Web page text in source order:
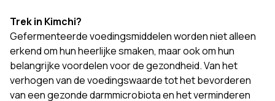
Trek in Kimchi?
Gefermenteerde voedingsmiddelen worden niet alleen
erkend om hun heerlijke smaken, maar ook om hun
belangrijke voordelen voor de gezondheid. Van het
verhogen van de voedingswaarde tot het bevorderen
van een gezonde darmmicrobiota en het verminderen